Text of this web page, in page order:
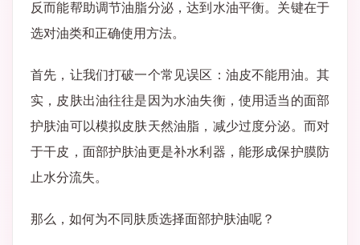
反而能帮助调节油脂分泌，达到水油平衡。关键在于
选对油类和正确使用方法。
首先，让我们打破一个常见误区：油皮不能用油。其
实，皮肤出油往往是因为水油失衡，使用适当的面部
护肤油可以模拟皮肤天然油脂，减少过度分泌。而对
于干皮，面部护肤油更是补水利器，能形成保护膜防
止水分流失。
那么，如何为不同肤质选择面部护肤油呢？